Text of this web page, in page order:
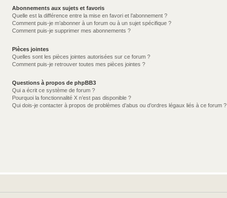
Abonnements aux sujets et favoris
Quelle est la différence entre la mise en favori et l’abonnement ?
Comment puis-je m’abonner à un forum ou à un sujet spécifique ?
Comment puis-je supprimer mes abonnements ?
Pièces jointes
Quelles sont les pièces jointes autorisées sur ce forum ?
Comment puis-je retrouver toutes mes pièces jointes ?
Questions à propos de phpBB3
Qui a écrit ce système de forum ?
Pourquoi la fonctionnalité X n’est pas disponible ?
Qui dois-je contacter à propos de problèmes d’abus ou d’ordres légaux liés à ce forum ?